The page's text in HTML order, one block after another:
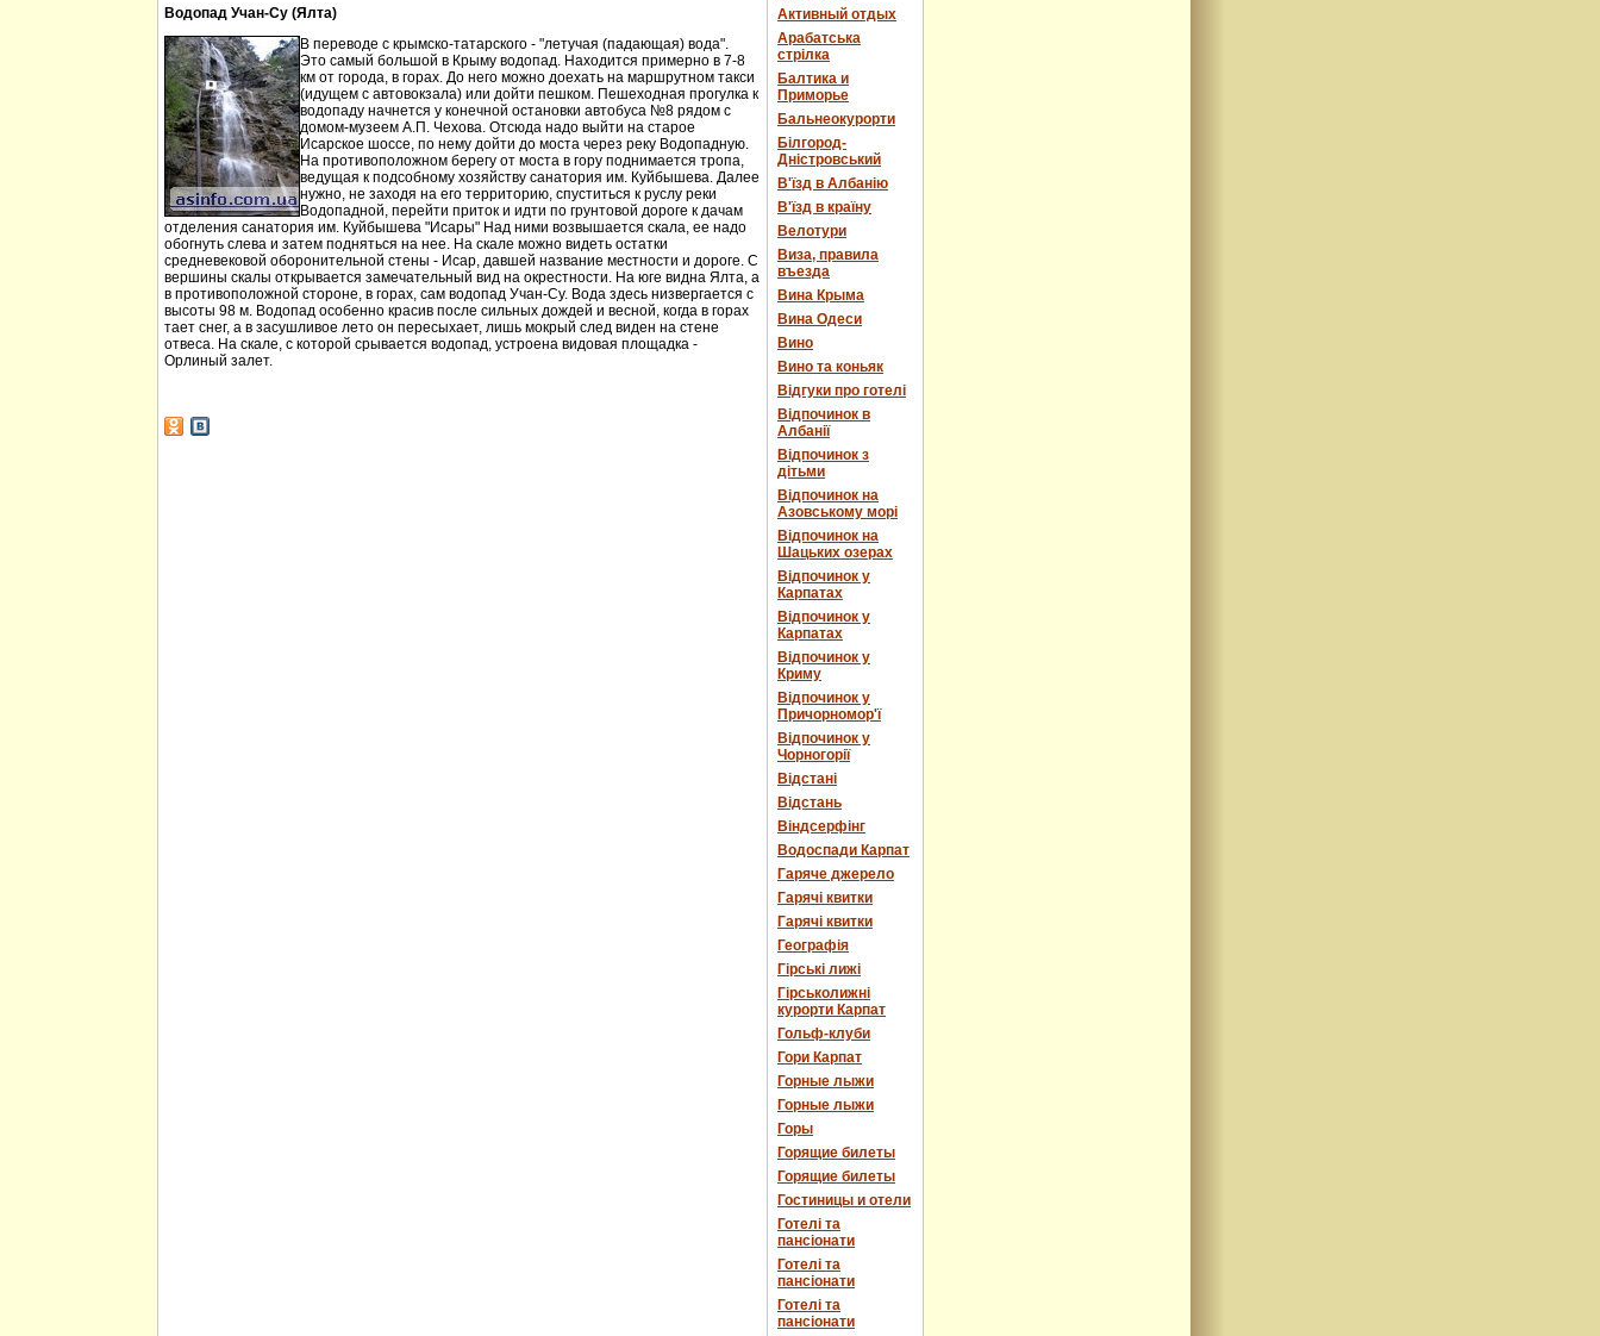
Водопад Учан-Су (Ялта)
В переводе с крымско-татарского - "летучая (падающая) вода".
Это самый большой в Крыму водопад. Находится примерно в 7-8
км от города, в горах. До него можно доехать на маршрутном такси
(идущем с автовокзала) или дойти пешком. Пешеходная прогулка к
водопаду начнется у конечной остановки автобуса №8 рядом с
домом-музеем А.П. Чехова. Отсюда надо выйти на старое
Исарское шоссе, по нему дойти до моста через реку Водопадную.
На противоположном берегу от моста в гору поднимается тропа,
ведущая к подсобному хозяйству санатория им. Куйбышева. Далее
нужно, не заходя на его территорию, спуститься к руслу реки
Водопадной, перейти приток и идти по грунтовой дороге к дачам
отделения санатория им. Куйбышева "Исары" Над ними возвышается скала, ее надо
обогнуть слева и затем подняться на нее. На скале можно видеть остатки
средневековой оборонительной стены - Исар, давшей название местности и дороге. С
вершины скалы открывается замечательный вид на окрестности. На юге видна Ялта, а
в противоположной стороне, в горах, сам водопад Учан-Су. Вода здесь низвергается с
высоты 98 м. Водопад особенно красив после сильных дождей и весной, когда в горах
тает снег, а в засушливое лето он пересыхает, лишь мокрый след виден на стене
отвеса. На скале, с которой срывается водопад, устроена видовая площадка -
Орлиный залет.
Активный отдых
Арабатська
стрілка
Балтика и
Приморье
Бальнеокурорти
Білгород-
Дністровський
В'їзд в Албанію
В'їзд в країну
Велотури
Виза, правила
въезда
Вина Крыма
Вина Одеси
Вино
Вино та коньяк
Відгуки про готелі
Відпочинок в
Албанії
Відпочинок з
дітьми
Відпочинок на
Азовському морі
Відпочинок на
Шацьких озерах
Відпочинок у
Карпатах
Відпочинок у
Карпатах
Відпочинок у
Криму
Відпочинок у
Причорномор'ї
Відпочинок у
Чорногорії
Відстані
Відстань
Віндсерфінг
Водоспади Карпат
Гаряче джерело
Гарячі квитки
Гарячі квитки
Географія
Гірські лижі
Гірськолижні
курорти Карпат
Гольф-клуби
Гори Карпат
Горные лыжи
Горные лыжи
Горы
Горящие билеты
Горящие билеты
Гостиницы и отели
Готелі та
пансіонати
Готелі та
пансіонати
Готелі та
пансіонати